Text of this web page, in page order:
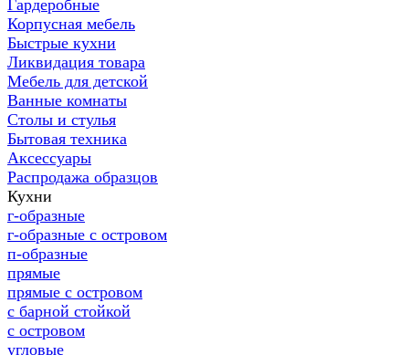
Гардеробные
Корпусная мебель
Быстрые кухни
Ликвидация товара
Мебель для детской
Ванные комнаты
Столы и стулья
Бытовая техника
Аксессуары
Распродажа образцов
Кухни
г-образные
г-образные с островом
п-образные
прямые
прямые с островом
с барной стойкой
с островом
угловые